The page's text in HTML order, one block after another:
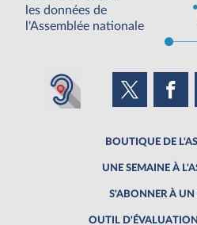
les données de
l'Assemblée nationale
BOUTIQUE DE
UNE SEMAINE À
S'ABONNER À UN
OUTIL